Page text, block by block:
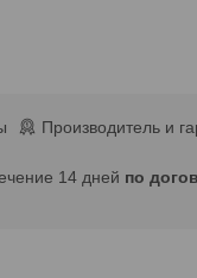
Производитель и
14 дней по